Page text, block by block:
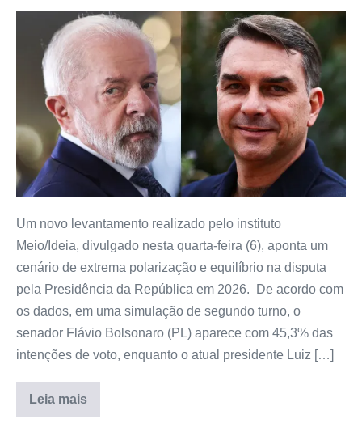
Um novo levantamento realizado pelo instituto
Meio/Ideia, divulgado nesta quarta-feira (6), aponta um
cenário de extrema polarização e equilíbrio na disputa
pela Presidência da República em 2026. De acordo com
os dados, em uma simulação de segundo turno, o
senador Flávio Bolsonaro (PL) aparece com 45,3% das
intenções de voto, enquanto o atual presidente Luiz […]
Leia mais